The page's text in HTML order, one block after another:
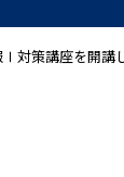
対策講座を開講